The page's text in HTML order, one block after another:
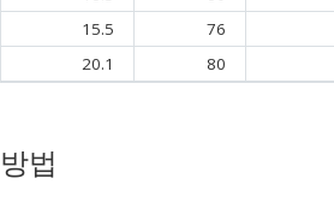
15.5
76
20.1
80
방법